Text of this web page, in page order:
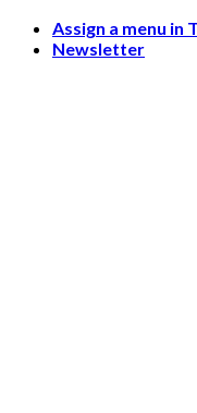
Skip
Assign a menu in
Newsletter